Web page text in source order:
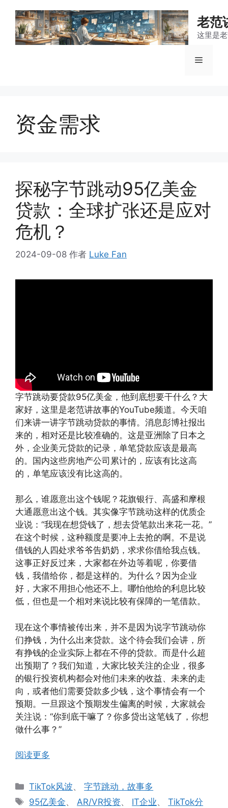
老范
这里是
菜
资金需求
探秘字节跳动95亿美金
贷款：全球扩张还是应对
危机？
2024-09-08 作者 Luke Fan
字节跳动要贷款95亿美金，他到底想要干什么？大
家好，这里是老范讲故事的YouTube频道。今天咱
们来讲一讲字节跳动贷款的事情。消息彭博社报出
来的，相对还是比较准确的。这是亚洲除了日本之
外，企业美元贷款的记录，单笔贷款应该是最高
的。国内这些房地产公司累计的，应该有比这高
的，单笔应该没有比这高的。
那么，谁愿意出这个钱呢？花旗银行、高盛和摩根
大通愿意出这个钱。其实像字节跳动这样的优质企
业说：“我现在想贷钱了，想去贷笔款出来花一花。”
在这个时候，这种额度是要冲上去抢的啊。不是说
借钱的人四处求爷爷告奶奶，求求你借给我点钱。
这事正好反过来，大家都在外边等着呢，你要借
钱，我借给你，都是这样的。为什么？因为企业
好，大家不用担心他还不上。哪怕他给的利息比较
低，但也是一个相对来说比较有保障的一笔借款。
现在这个事情被传出来，并不是因为说字节跳动你
们挣钱，为什么出来贷款。这个待会我们会讲，所
有挣钱的企业实际上都在不停的贷款。而是什么超
出预期了？我们知道，大家比较关注的企业，很多
的银行投资机构都会对他们未来的收益、未来的走
向，或者他们需要贷款多少钱，这个事情会有一个
预期。一旦跟这个预期发生偏离的时候，大家就会
关注说：“你到底干嘛了？你多贷出这笔钱了，你想
做什么事？”
阅读更多
分
类
TikTok风波、字节跳动，故事多
标
95亿美金、AR/VR投资、 IT企业、TikTok分